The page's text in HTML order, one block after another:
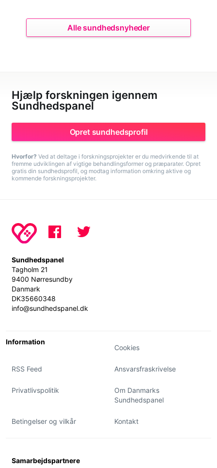
Alle sundhedsnyheder
Hjælp forskningen igennem
Sundhedspanel
Opret sundhedsprofil
Hvorfor? Ved at deltage i forskningsprojekter er du medvirkende til at
fremme udviklingen af vigtige behandlingsformer og præparater. Opret
gratis din sundhedsprofil, og modtag information omkring aktive og
kommende forskningsprojekter.
Sundhedspanel
Tagholm 21
9400 Nørresundby
Danmark
DK35660348
info@sundhedspanel.dk
Information
Cookies
RSS Feed Ansvarsfraskrivelse
Privatlivspolitik
Om Danmarks
Sundhedspanel
Betingelser og vilkår Kontakt
Samarbejdspartnere